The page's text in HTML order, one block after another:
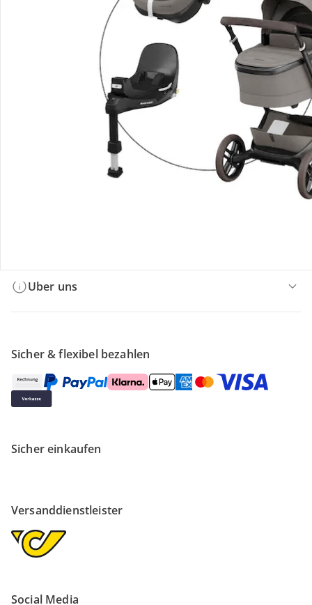
Bestellung & Lieferung
Retoure & Reklamation
Gutscheine & Aktionen
Über uns
Sicher & flexibel bezahlen
Sicher einkaufen
Versanddienstleister
Social Media